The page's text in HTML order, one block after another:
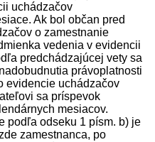
uchádzačov
Ak bol občan pred
o zamestnanie
vedenia v evidencii
pred­chádzajúcej vety sa
právoplatnosti
evidencie uchádzačov
sa príspevok
mesiacov.
podľa odseku 1 písm. b) je
zamestnanca, po